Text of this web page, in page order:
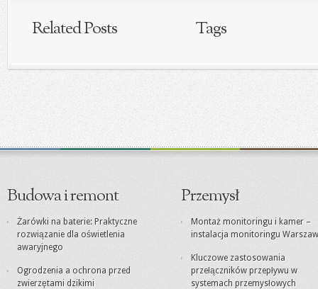
Related Posts Tags
Budowa i remont
Żarówki na baterie: Praktyczne
rozwiązanie dla oświetlenia
awaryjnego
Ogrodzenia a ochrona przed
zwierzętami dzikimi
Przemysł
Montaż monitoringu i kamer –
instalacja monitoringu
Kluczowe zastosowania
przełączników przepływu w
systemach przemysłowych